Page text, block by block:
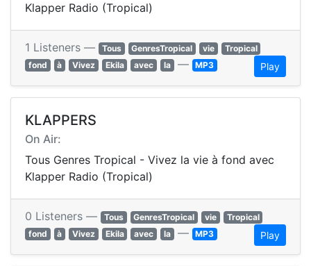
Klapper Radio (Tropical)
1 Listeners — Tous GenresTropical vie
Tropical
fond
à Vivez Ekila avec la — MP3 Play
KLAPPERS
On Air:
Tous Genres Tropical - Vivez la vie à fond avec
Klapper Radio (Tropical)
0 Listeners — Tous GenresTropical vie
Tropical
fond
à Vivez Ekila avec la — MP3 Play